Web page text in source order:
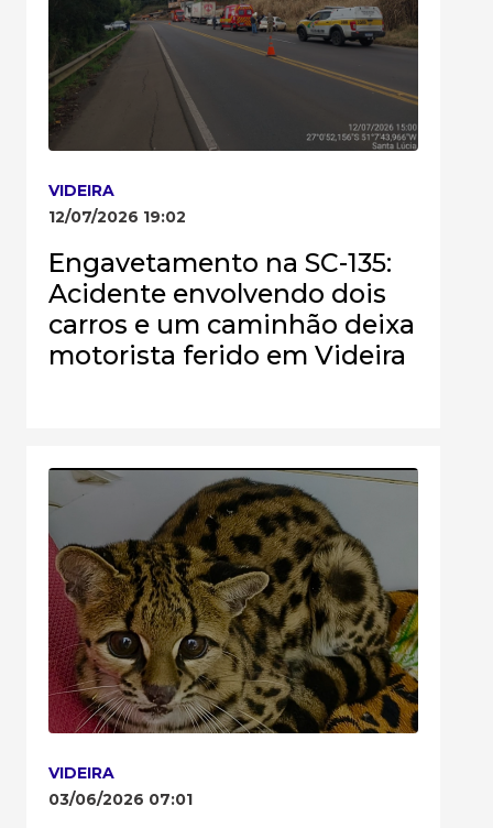
VIDEIRA
12/07/2026 19:02
Engavetamento na SC-135:
Acidente envolvendo dois
carros e um caminhão deixa
motorista ferido em Videira
VIDEIRA
03/06/2026 07:01